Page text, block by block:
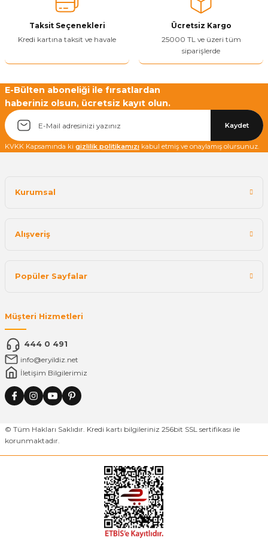
Taksit Seçenekleri
Kredi kartına taksit ve havale
Ücretsiz Kargo
25000 TL ve üzeri tüm
siparişlerde
E-Bülten aboneliği ile fırsatlardan
haberiniz olsun, ücretsiz kayıt olun.
Kaydet
KVKK Kapsamında ki gizlilik politikamızı kabul etmiş ve onaylamış olursunuz.
Kurumsal
Alışveriş
Popüler Sayfalar
Müşteri Hizmetleri
444 0 491
info@eryildiz.net
İletişim Bilgilerimiz
© Tüm Hakları Saklıdır. Kredi kartı bilgileriniz 256bit SSL sertifikası ile
korunmaktadır.